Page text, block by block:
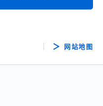
网站地图